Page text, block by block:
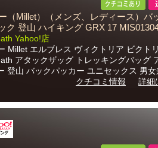
（Millet）（メンズ、レディース）バ
ク 登山 ハイキング GRX 17
Yahoo!店
Millet エルブレス ヴィクトリア ビクト
アタックザッグ トレッキングバッグ
登山 バックパッカー ユニセックス 男女
クチコミ情報
詳細